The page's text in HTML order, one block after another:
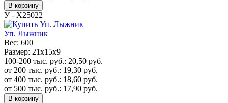
В корзину
У - Х25022
Уп. Лыжник
Вес: 600
Размер: 21х15х9
100-200 тыс. руб.: 20,50 руб.
от 200 тыс. руб.: 19,30 руб.
от 400 тыс. руб.: 18,60 руб.
от 500 тыс. руб.: 17,90 руб.
В корзину